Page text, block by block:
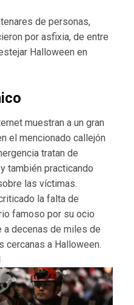
de personas,
por asfixia, de entre
Halloween en
muestran a un gran
el mencionado callejón
tratan de
también practicando
las víctimas.
la falta de
famoso por su ocio
a decenas de miles de
cercanas a Halloween.